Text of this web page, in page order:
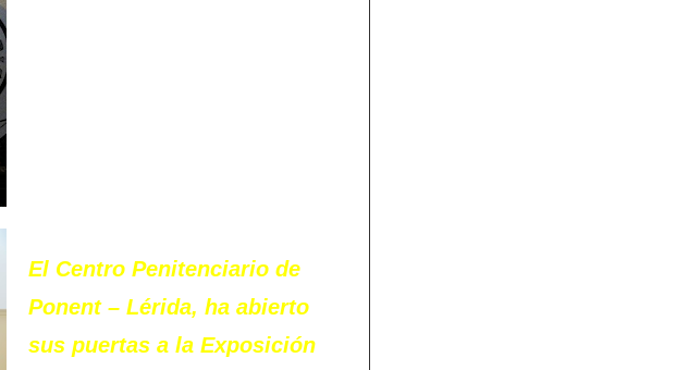
El Centro Penitenciario de
Ponent – Lérida, ha abierto
sus puertas a la Exposición